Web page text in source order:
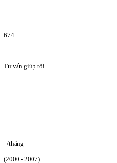
674
Tư vấn giúp tôi
/tháng
(2000 - 2007)